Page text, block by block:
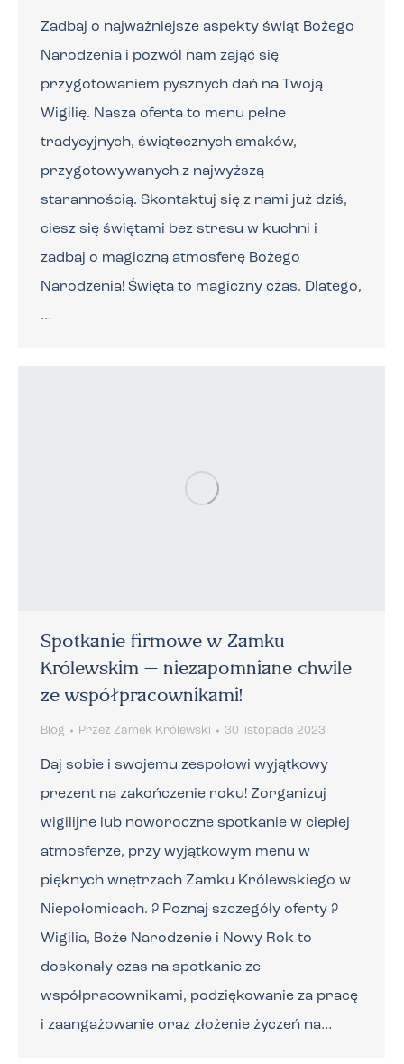
Zadbaj o najważniejsze aspekty świąt Bożego
Narodzenia i pozwól nam zająć się
przygotowaniem pysznych dań na Twoją
Wigilię. Nasza oferta to menu pełne
tradycyjnych, świątecznych smaków,
przygotowywanych z najwyższą
starannością. Skontaktuj się z nami już dziś,
ciesz się świętami bez stresu w kuchni i
zadbaj o magiczną atmosferę Bożego
Narodzenia! Święta to magiczny czas. Dlatego,
…
Spotkanie firmowe w Zamku
Królewskim – niezapomniane chwile
ze współpracownikami!
Blog Przez Zamek Królewski 30 listopada 2023
Daj sobie i swojemu zespołowi wyjątkowy
prezent na zakończenie roku! Zorganizuj
wigilijne lub noworoczne spotkanie w ciepłej
atmosferze, przy wyjątkowym menu w
pięknych wnętrzach Zamku Królewskiego w
Niepołomicach. ? Poznaj szczegóły oferty ?
Wigilia, Boże Narodzenie i Nowy Rok to
doskonały czas na spotkanie ze
współpracownikami, podziękowanie za pracę
i zaangażowanie oraz złożenie życzeń na…